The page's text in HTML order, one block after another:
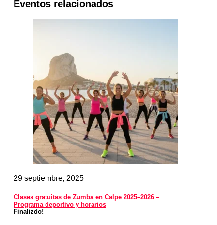
Eventos relacionados
29 septiembre, 2025
Clases gratuitas de Zumba en Calpe 2025–2026 –
Programa deportivo y horarios
Finalizdo!